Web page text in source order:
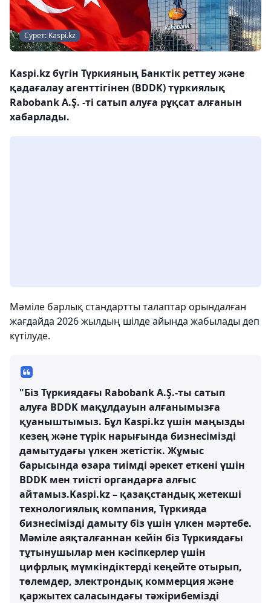
Сурет: Kaspi.kz
Kaspi.kz бүгін Түркияның Банктік реттеу және
қадағалау агенттігінен (BDDK) түркиялық
Rabobank A.Ş. -ті сатып алуға рұқсат алғанын
хабарлады.
Мәміле барлық стандартты талаптар орындалған
жағдайда 2026 жылдың шілде айында жабылады деп
күтілуде.
"Біз Түркиядағы Rabobank A.Ş.-ты сатып
алуға BDDK мақұлдауын алғанымызға
қуаныштымыз. Бұл Kaspi.kz үшін маңызды
кезең және түрік нарығында бизнесімізді
дамытудағы үлкен жетістік. Жұмыс
барысында өзара тиімді әрекет еткені үшін
BDDK мен тиісті органдарға алғыс
айтамыз.Kaspi.kz – қазақстандық жетекші
технологиялық компания, Түркияда
бизнесімізді дамыту біз үшін үлкен мәртебе.
Мәміле аяқталғаннан кейін біз Түркиядағы
тұтынушылар мен кәсіпкерлер үшін
цифрлық мүмкіндіктерді кеңейте отырып,
төлемдер, электрондық коммерция және
қаржытех саласындағы тәжірибемізді